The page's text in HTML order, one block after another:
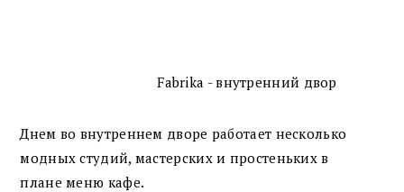
Fabrika - внутренний двор
Днем во внутреннем дворе работает несколько
модных студий, мастерских и простеньких в
плане меню кафе.